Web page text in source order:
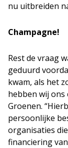
nu uitbreiden
Champagne!
Rest de vraag
geduurd
kwam, als het
hebben wij
Groenen.
persoonlijke
organisaties
financiering